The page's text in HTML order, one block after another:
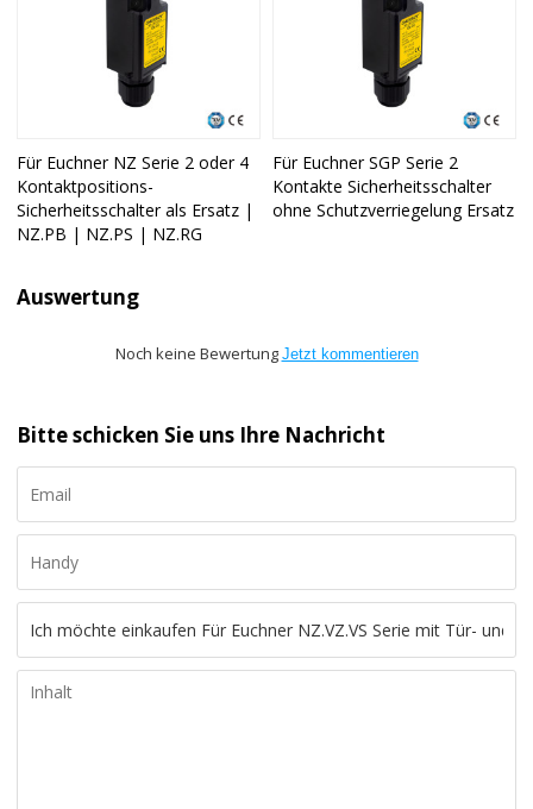
Für Euchner NZ Serie 2 oder 4
Kontaktpositions-
Sicherheitsschalter als Ersatz |
NZ.PB | NZ.PS | NZ.RG
Für Euchner SGP Serie 2
Kontakte Sicherheitsschalter
ohne Schutzverriegelung Ersatz
Auswertung
Noch keine Bewertung Jetzt kommentieren
Bitte schicken Sie uns Ihre Nachricht